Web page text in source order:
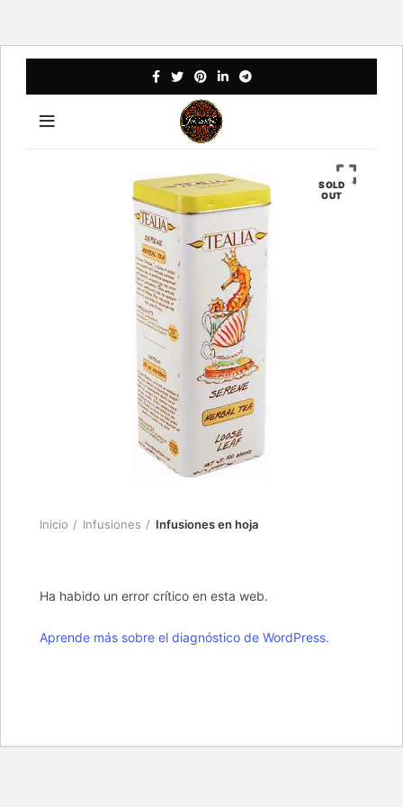
SOLD
OUT
Inicio Infusiones Infusiones en hoja
Ha habido un error crítico en esta web.
Aprende más sobre el diagnóstico de WordPress.